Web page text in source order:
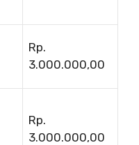
Rp.
3.000.000,00
Rp.
3.000.000,00